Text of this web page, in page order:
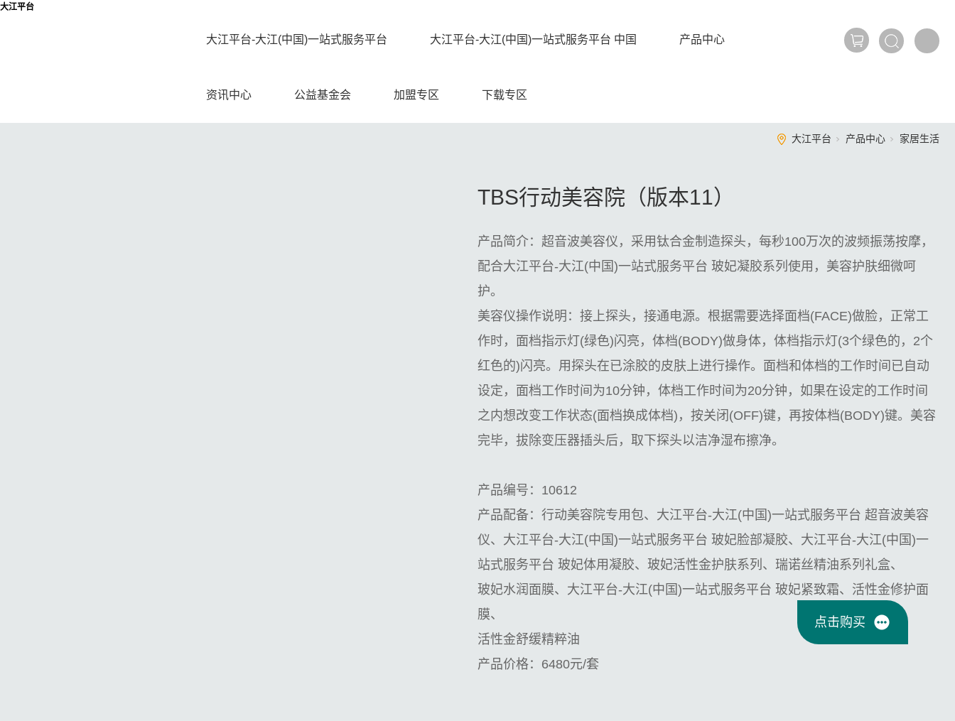
大江平台
大江平台-大江(中国)一站式服务平台 大江平台-大江(中国)一站式服务平台 中国 产品中心
资讯中心 公益基金会 加盟专区 下载专区
大江平台 产品中心 家居生活
TBS行动美容院（版本11）
产品简介：超音波美容仪，采用钛合金制造探头，每秒100万次的波频振荡按摩，
配合大江平台-大江(中国)一站式服务平台 玻妃凝胶系列使用，美容护肤细微呵
护。
美容仪操作说明：接上探头，接通电源。根据需要选择面档(FACE)做脸，正常工
作时，面档指示灯(绿色)闪亮，体档(BODY)做身体，体档指示灯(3个绿色的，2个
红色的)闪亮。用探头在已涂胶的皮肤上进行操作。面档和体档的工作时间已自动
设定，面档工作时间为10分钟，体档工作时间为20分钟，如果在设定的工作时间
之内想改变工作状态(面档换成体档)，按关闭(OFF)键，再按体档(BODY)键。美容
完毕，拔除变压器插头后，取下探头以洁净湿布擦净。
产品编号： 10612
产品配备：行动美容院专用包、大江平台-大江(中国)一站式服务平台 超音波美容
仪、大江平台-大江(中国)一站式服务平台 玻妃脸部凝胶、大江平台-大江(中国)一
站式服务平台 玻妃体用凝胶、玻妃活性金护肤系列、瑞诺丝精油系列礼盒、
玻妃水润面膜、大江平台-大江(中国)一站式服务平台 玻妃紧致霜、活性金修护面
膜、
活性金舒缓精粹油
产品价格： 6480元/套
点击购买